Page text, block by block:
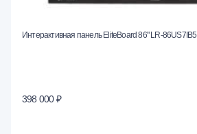
Интерактивная панель EliteBoard 86" LR-86US7IB5
398 000 ₽